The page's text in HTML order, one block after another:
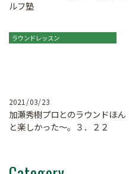
ルフ塾
ラウンドレッスン
2021/03/23
加瀬秀樹プロとのラウンドほん
と楽しかった～。３．２２